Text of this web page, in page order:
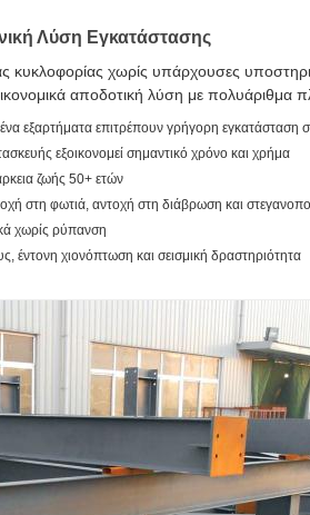
Λύση Εγκατάστασης
κυκλοφορίας χωρίς υπάρχουσες
αποδοτική λύση με πολυάριθμα
εξαρτήματα επιτρέπουν γρήγορη εγκατάσταση
εξοικονομεί σημαντικό χρόνο και χρήμα
ζωής 50+ ετών
στη φωτιά, αντοχή στη διάβρωση και
χωρίς ρύπανση
έντονη χιονόπτωση και σεισμική δραστηριότητα